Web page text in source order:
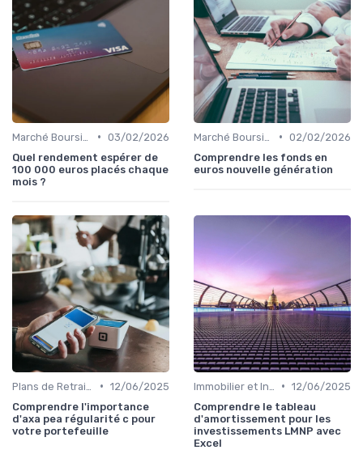
• 03/02/2026
Quel rendement espérer de
100 000 euros placés chaque
mois ?
• 02/02/2026
Comprendre les fonds en
euros nouvelle génération
• 12/06/2025
Comprendre l'importance
d'axa pea régularité c pour
votre portefeuille
• 12/06/2025
Comprendre le tableau
d'amortissement pour les
investissements LMNP avec
Excel